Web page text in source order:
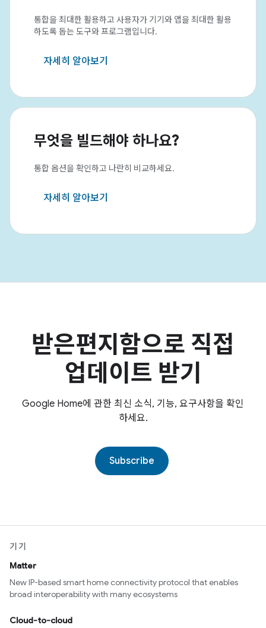
통합을 최대한 활용하고 사용자가 기기와 앱을 최대한 활용
하도록 돕는 도구와 프로그램입니다.
자세히 알아보기
무엇을 빌드해야 하나요?
통합 옵션을 확인하고 나란히 비교하세요.
자세히 알아보기
받은편지함으로 직접
업데이트 받기
Google Home에 관한 최신 소식, 기능, 요구사항을 확인
하세요.
Subscribe
기기
Matter
New IP-based smart home connectivity protocol that enables
broad interoperability with many ecosystems
Cloud-to-cloud